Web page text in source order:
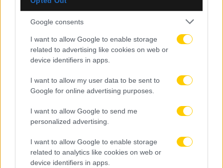
Google consents
I want to allow Google to enable storage
related to advertising like cookies on web or
device identifiers in apps.
I want to allow my user data to be sent to
Google for online advertising purposes.
I want to allow Google to send me
personalized advertising.
I want to allow Google to enable storage
related to analytics like cookies on web or
device identifiers in apps.